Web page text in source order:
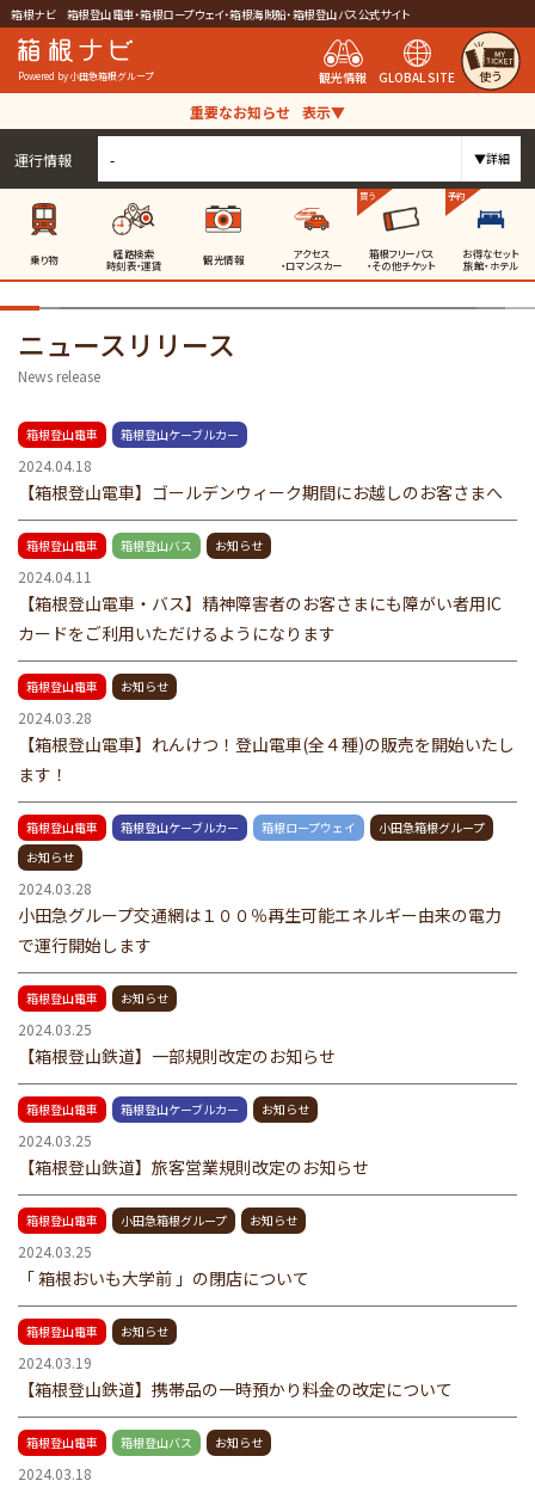
箱根ナビ 箱根登山電車・箱根ロープウェイ・箱根海賊船・箱根登山バス公式サイト
Powered by 小田急箱根グループ 観光情報 GLOBAL SITE 使う
重要なお知らせ 表示▼
運行情報 - ▼詳細
乗り物 経路検索
時刻表・運賃 観光情報 アクセス
・ロマンスカー
買う
箱根フリーパス
・その他チケット
予約
お得なセット
旅館・ホテル
ニュースリリース
News release
箱根登山電車 箱根登山ケーブルカー
2024.04.18
【箱根登山電車】ゴールデンウィーク期間にお越しのお客さまへ
箱根登山電車 箱根登山バス お知らせ
2024.04.11
【箱根登山電車・バス】精神障害者のお客さまにも障がい者用IC
カードをご利用いただけるようになります
箱根登山電車 お知らせ
2024.03.28
【箱根登山電車】れんけつ！登山電車(全４種)の販売を開始いたし
ます！
箱根登山電車 箱根登山ケーブルカー 箱根ロープウェイ
小田急箱根グループ
お知らせ
2024.03.28
小田急グループ交通網は１００％再生可能エネルギー由来の電力
で運行開始します
箱根登山電車 お知らせ
2024.03.25
【箱根登山鉄道】一部規則改定のお知らせ
箱根登山電車 箱根登山ケーブルカー お知らせ
2024.03.25
【箱根登山鉄道】旅客営業規則改定のお知らせ
箱根登山電車 小田急箱根グループ お知らせ
2024.03.25
「 箱根おいも大学前 」の閉店について
箱根登山電車 お知らせ
2024.03.19
【箱根登山鉄道】携帯品の一時預かり料金の改定について
箱根登山電車 箱根登山バス お知らせ
2024.03.18